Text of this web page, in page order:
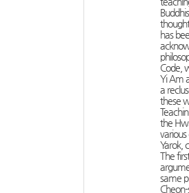
has
Code,
Yi Am
a
these
the
Yarok,
The
same